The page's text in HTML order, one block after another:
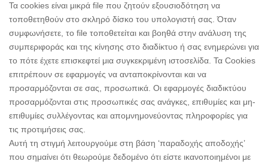
Τα cookies είναι μικρά file που ζητούν εξουσιοδότηση να
τοποθετηθούν στο σκληρό δίσκο του υπολογιστή σας. Όταν
συμφωνήσετε, το file τοποθετείται και βοηθά στην ανάλυση της
συμπεριφοράς και της κίνησης στο διαδίκτυο ή σας ενημερώνει για
το πότε έχετε επισκεφτεί μια συγκεκριμένη ιστοσελίδα. Τα Cookies
επιτρέπουν σε εφαρμογές να ανταποκρίνονται και να
προσαρμόζονται σε σας, προσωπικά. Οι εφαρμογές διαδικτύου
προσαρμόζονται στις προσωπικές σας ανάγκες, επιθυμίες και μη-
επιθυμίες συλλέγοντας και απομνημονεύοντας πληροφορίες για
τις προτιμήσεις σας.
Αυτή τη στιγμή λειτουργούμε στη βάση ‘παραδοχής αποδοχής’
που σημαίνει ότι θεωρούμε δεδομένο ότι είστε ικανοποιημένοι με